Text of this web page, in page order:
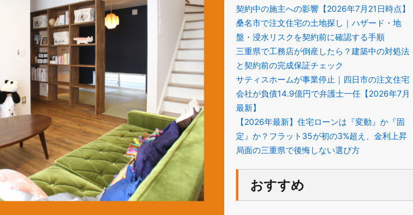
契約中の施主への影響【2026年7月21日時点】
桑名市で注文住宅の土地探し｜ハザード・地
盤・浸水リスクを契約前に確認する手順
三重県で工務店が倒産したら？建築中の対処法
と契約前の完成保証チェック
サティスホームが事業停止｜四日市の注文住宅
会社が負債14.9億円で弁護士一任【2026年7月
最新】
【2026年最新】住宅ローンは『変動』か『固
定』か？フラット35が初の3%超え、金利上昇
局面の三重県で後悔しない選び方
おすすめ